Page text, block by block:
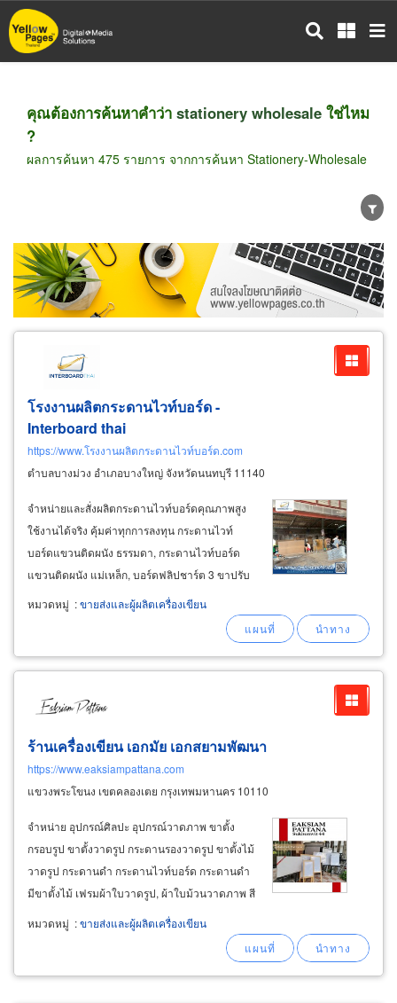
ข้าม
ไป
คุณต้องการค้นหาคำว่า stationery wholesale ใช่ไหม
?
ผลการค้นหา 475 รายการ จากการค้นหา Stationery-Wholesale
ขายส่ง ขายปลีก ผู้ผลิต
ตัวแทนจัดจำหน่าย
ผู้ส่งออก/นำเข้า
ธุรกิจบริการ
โรงงานผลิตกระดานไวท์บอร์ด -
Interboard thai
https://www.โรงงานผลิตกระดานไวท์บอร์ด.com
ตำบลบางม่วง อำเภอบางใหญ่ จังหวัดนนทบุรี 11140
จำหน่ายและสั่งผลิตกระดานไวท์บอร์ดคุณภาพสูง
ใช้งานได้จริง คุ้มค่าทุกการลงทุน กระดานไวท์
บอร์ดแขวนติดผนัง ธรรมดา, กระดานไวท์บอร์ด
แขวนติดผนัง แม่เหล็ก, บอร์ดฟลิปชาร์ต 3 ขาปรับ
สูงต่ำ, กระดานชานอ้อยปูไม้ก๊อก, กระดานผสม
(ไวท์บอร์ดธรรมดา+ไม้ก๊อก), กระดานชานอ้อยปูผ้า
สี/ชานอ้อยปูกำมะหยี่, กระดานไวท์บอร์ดล้อเลื่อน
หมวดหมู่ :ขายส่งและผู้ผลิตเครื่องเขียน
ร้านเครื่องเขียน เอกมัย เอกสยามพัฒนา
https://www.eaksiampattana.com
แขวงพระโขนง เขตคลองเตย กรุงเทพมหานคร 10110
จำหน่าย อุปกรณ์ศิลปะ อุปกรณ์วาดภาพ ขาตั้ง
กรอบรูป ขาตั้งวาดรูป กระดานรองวาดรูป ขาตั้งไม้
วาดรูป กระดานดำ กระดานไวท์บอร์ด กระดานดำ
มีขาตั้งไม้ เฟรมผ้าใบวาดรูป, ผ้าใบม้วนวาดภาพ สี
เทียน, สีไม้, ดินสอสีพาสเทล, สีไม้ระบายน้ำ, ดินสอ
ดำ 1b, 2b, 3b, 4b, 5b, 6b, 8b, ee ,แท่งชาร์โคล, สี
หมวดหมู่ :ขายส่งและผู้ผลิตเครื่องเขียน